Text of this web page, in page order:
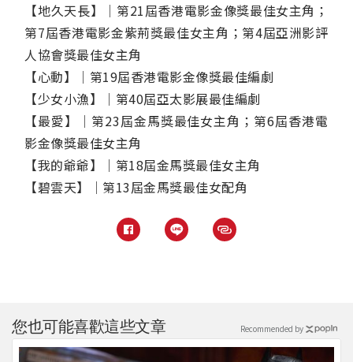
【地久天長】│第21屆香港電影金像獎最佳女主角；
第7屆香港電影金紫荊獎最佳女主角；第4屆亞洲影評
人協會獎最佳女主角
【心動】│第19屆香港電影金像獎最佳編劇
【少女小漁】│第40屆亞太影展最佳編劇
【最愛】│第23屆金馬獎最佳女主角；第6屆香港電
影金像獎最佳女主角
【我的爺爺】│第18屆金馬獎最佳女主角
【碧雲天】│第13屆金馬獎最佳女配角
您也可能喜歡這些文章 Recommended by